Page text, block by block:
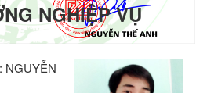
NGHIỆP VỤ
NGUYỄN